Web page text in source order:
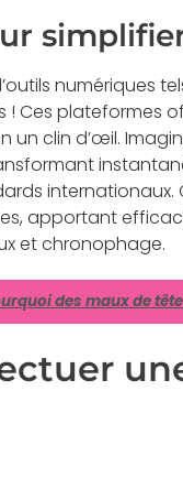
numériques
! Ces plateformes
clin d’œil.
internationaux.
apportant
et chronophage.
des maux de